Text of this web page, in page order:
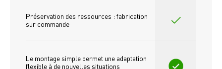
Préservation des ressources : fabrication
sur commande
Le montage simple permet une adaptation
flexible à de nouvelles situations